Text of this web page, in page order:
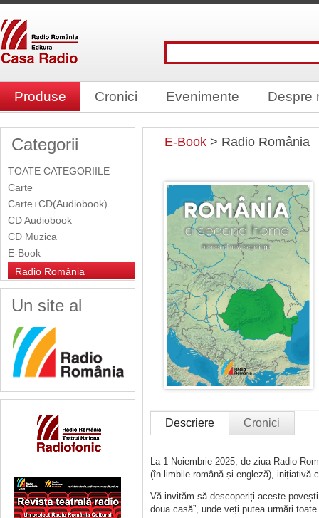
Produse Cronici Evenimente Despre
Categorii
TOATE CATEGORIILE
Carte
Carte+CD(Audiobook)
CD Audiobook
CD Muzica
E-Book
Radio România
Un site al
E-Book > Radio România
Descriere Cronici
La 1 Noiembrie 2025, de ziua Radio
(în limbile română și engleză), inițiativă
Vă invităm să descoperiți aceste
doua casă”, unde veți putea urmări